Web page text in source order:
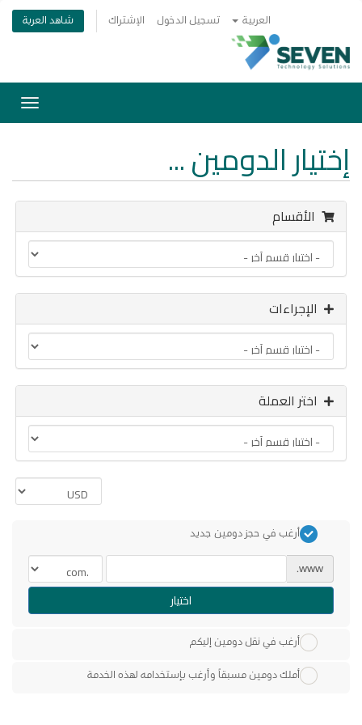
العربية تسجيل الدخول الإشتراك شاهد العربة
تبديل
التنقل
إختيار الدومين ...
الأقسام
الإجراءات
اختر العملة
أرغب في حجز دومين جديد
www.
اختيار
أرغب في نقل دومين إليكم
أملك دومين مسبقاً وأرغب بإستخدامه لهذه الخدمة